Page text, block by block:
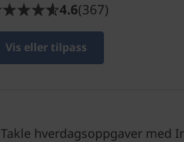
4.6(367)
Vis eller tilpass
Takle hverdagsoppgaver med